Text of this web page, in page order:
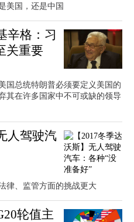
美国，还是中国
辛格：习
关重要
国总统特朗普必须要定义美国的
其在许多国家中不可或缺的领导
人驾驶汽
律、监管方面的挑战更大
轮值主